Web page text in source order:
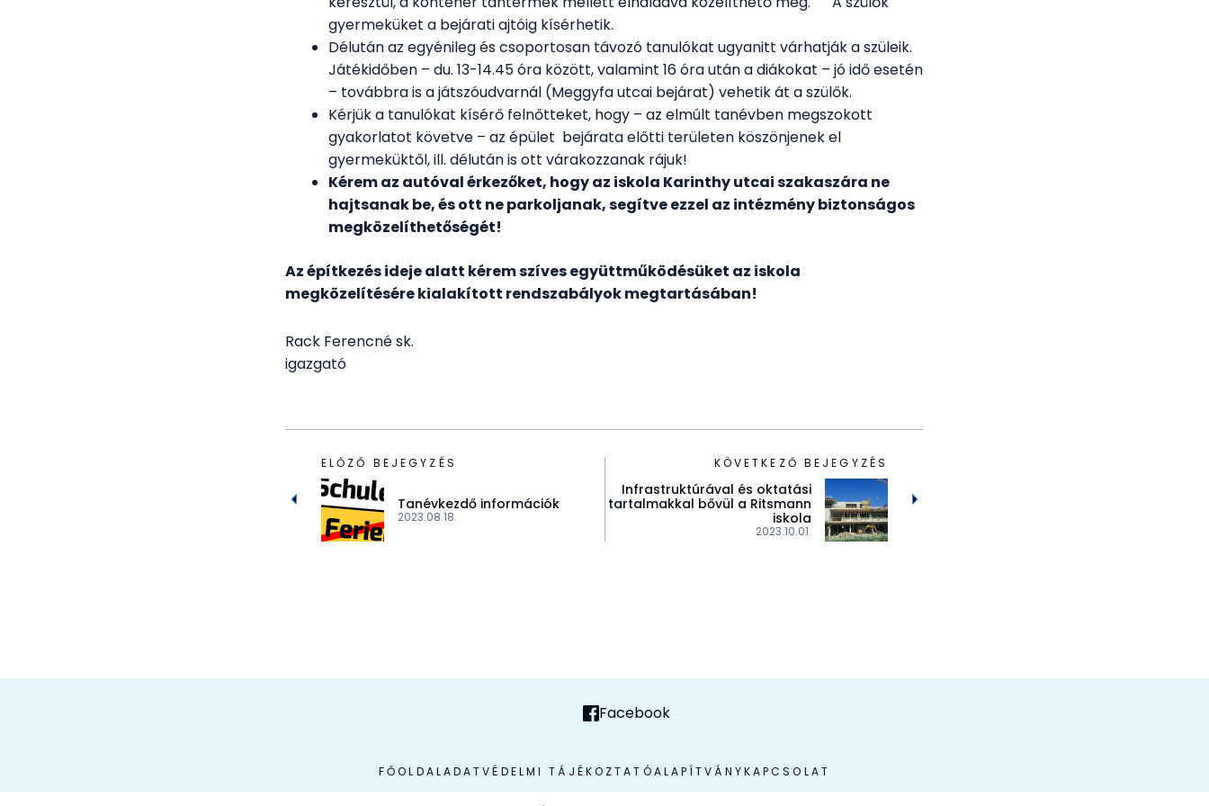
gyermeküket a bejárati ajtóig kísérhetik.
Délután az egyénileg és csoportosan távozó tanulókat ugyanitt várhatják a szüleik.
Játékidőben – du. 13-14.45 óra között, valamint 16 óra után a diákokat – jó idő esetén
– továbbra is a játszóudvarnál (Meggyfa utcai bejárat) vehetik át a szülők.
Kérjük a tanulókat kísérő felnőtteket, hogy – az elmúlt tanévben megszokott
gyakorlatot követve – az épület bejárata előtti területen köszönjenek el
gyermeküktől, ill. délután is ott várakozzanak rájuk!
Kérem az autóval érkezőket, hogy az iskola Karinthy utcai szakaszára ne
hajtsanak be, és ott ne parkoljanak, segítve ezzel az intézmény biztonságos
megközelíthetőségét!
Az építkezés ideje alatt kérem szíves együttműködésüket az iskola
megközelítésére kialakított rendszabályok megtartásában!
Rack Ferencné sk.
igazgató
ELŐZŐ BEJEGYZÉS
2023.08.18.
Tanévkezdő információk
KÖVETKEZŐ BEJEGYZÉS
2023.10.01.
Infrastruktúrával és oktatási
tartalmakkal bővül a Ritsmann
iskola
Facebook
FŐOLDALADATVÉDELMI TÁJÉKOZTATÓALAPÍTVÁNYKAPCSOLAT